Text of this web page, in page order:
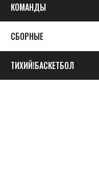
КОМАНДЫ
СБОРНЫЕ
ТИХИЙ!БАСКЕТБОЛ